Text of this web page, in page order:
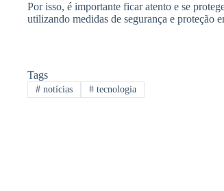
Por isso, é importante ficar atento e se
utilizando medidas de segurança e proteção
Tags
#notícias #tecnologia